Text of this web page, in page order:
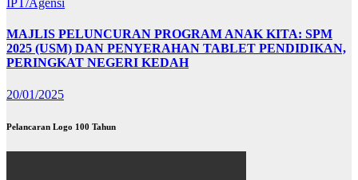
IPT/Agensi
MAJLIS PELUNCURAN PROGRAM ANAK KITA: SPM
2025 (USM) DAN PENYERAHAN TABLET PENDIDIKAN,
PERINGKAT NEGERI KEDAH
20/01/2025
Pelancaran Logo 100 Tahun